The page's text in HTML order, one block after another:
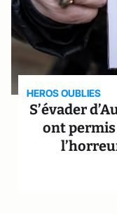
HEROS OUBLIES
S’évader
ont